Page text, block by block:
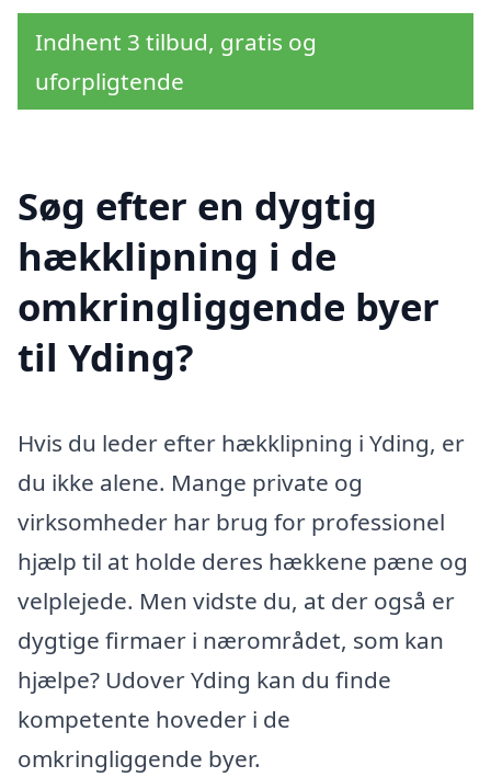
Indhent 3 tilbud, gratis og
uforpligtende
Søg efter en dygtig
hækklipning i de
omkringliggende byer
til Yding?
Hvis du leder efter hækklipning i Yding, er
du ikke alene. Mange private og
virksomheder har brug for professionel
hjælp til at holde deres hækkene pæne og
velplejede. Men vidste du, at der også er
dygtige firmaer i nærområdet, som kan
hjælpe? Udover Yding kan du finde
kompetente hoveder i de
omkringliggende byer.